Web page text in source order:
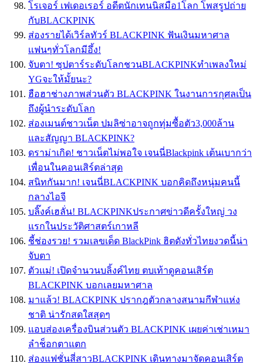
โรเจอร์ เฟเดอเรอร์ อดีตนักเทนนิสมือ1โลก โพสรูปถ่าย
กับBLACKPINK
ส่องรายได้เวิร์ลทัวร์ BLACKPINK ฟันเงินมหาศาล
เเฟนๆทั่วโลกมีอึ้ง!
จับตา! ซุปตาร์ระดับโลกชวนBLACKPINKทำเพลงใหม่
YGจะให้มั้ยนะ?
ฮือฮาช่างภาพส่วนตัว BLACKPINK ในงานการกุศลเป็น
ถึงผู้นำระดับโลก
ส่องเมนต์ชาวเน็ต ปมลิซ่าอาจถูกทุ่มซื้อตัว3,000ล้าน
และสัญญา BLACKPINK?
ดราม่าเกิด! ชาวเน็ตไม่พอใจ เจนนี่Blackpink เต้นเบากว่า
เพื่อนในคอนเสิร์ตล่าสุด
สนิทกันมาก! เจนนี่BLACKPINK บอกคิดถึงหนุ่มคนนี้
กลางไอจี
บลิ๊งค์เฮลั่น! BLACKPINKประกาศข่าวดีครั้งใหญ่ วง
แรกในประวัติศาสตร์เกาหลี
ชี้ช่องรวย! รวมเลขเด็ด BlackPink ฮิตดังทั่วไทยงวดนี้น่า
จับตา
ตัวเเม่! เปิดจำนวนบลิ้งค์ไทย ตบเท้าดูคอนเสิร์ต
BLACKPINK บอกเลยมหาศาล
มาแล้ว! BLACKPINK ปรากฎตัวกลางสนามกีฬาแห่ง
ชาติ น่ารักสดใสสุดๆ
แอบส่องเครื่องบินส่วนตัว BLACKPINK เผยค่าเช่าเหมา
ลำช็อกตาแตก
ส่องแฟชั่นสี่สาวBLACKPINK เดินทางมาจัดคอนเสิร์ต